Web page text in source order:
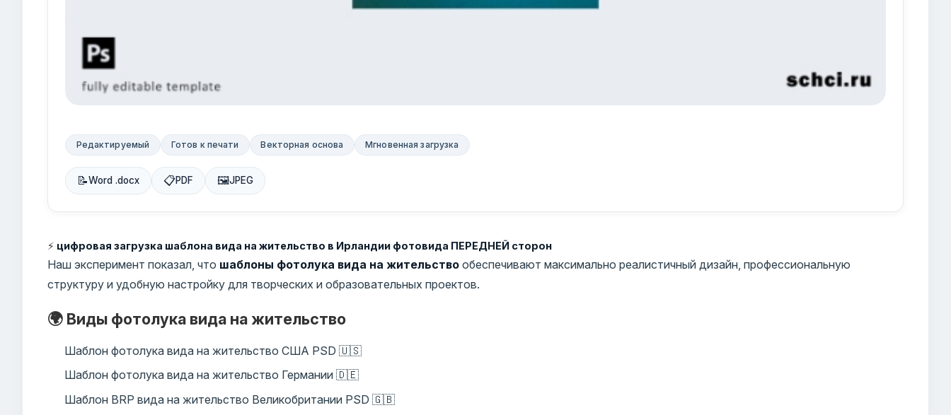
Редактируемый Готов к печати Векторная основа Мгновенная загрузка
📝Word .docx 📋PDF 🖼JPEG
⚡ цифровая загрузка шаблона вида на жительство в Ирландии фотовида ПЕРЕДНЕЙ сторон
Наш эксперимент показал, что шаблоны фотолука вида на жительство обеспечивают максимально реалистичный дизайн, профессиональную
структуру и удобную настройку для творческих и образовательных проектов.
🌍 Виды фотолука вида на жительство
Шаблон фотолука вида на жительство США PSD 🇺🇸
Шаблон фотолука вида на жительство Германии 🇩🇪
Шаблон BRP вида на жительство Великобритании PSD 🇬🇧